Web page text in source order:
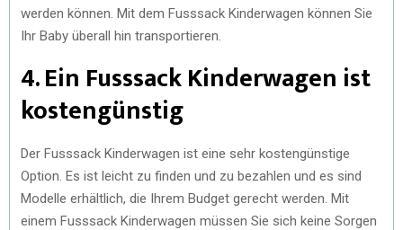
werden können. Mit dem Fusssack Kinderwagen können Sie
Ihr Baby überall hin transportieren.
4. Ein Fusssack Kinderwagen ist
kostengünstig
Der Fusssack Kinderwagen ist eine sehr kostengünstige
Option. Es ist leicht zu finden und zu bezahlen und es sind
Modelle erhältlich, die Ihrem Budget gerecht werden. Mit
einem Fusssack Kinderwagen müssen Sie sich keine Sorgen